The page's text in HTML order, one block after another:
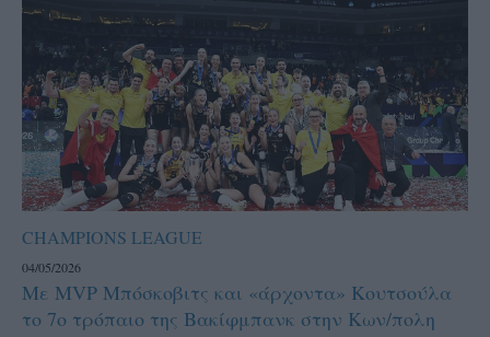
CHAMPIONS LEAGUE
04/05/2026
Με MVP Μπόσκοβιτς και «άρχοντα» Κουτσούλα
το 7ο τρόπαιο της Βακίφμπανκ στην Κων/πολη